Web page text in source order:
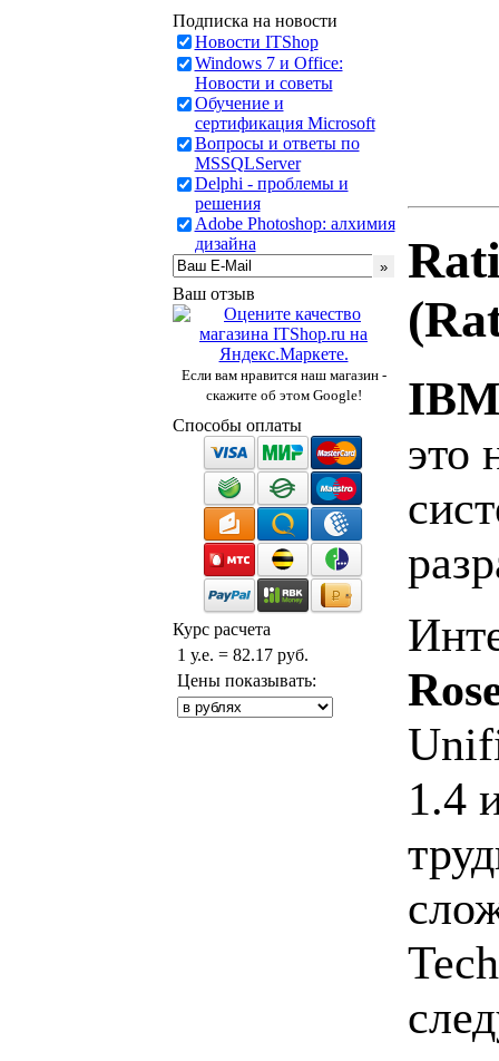
Подписка на новости
Новости ITShop
Windows 7 и Office:
Новости и советы
Обучение и
сертификация Microsoft
Вопросы и ответы по
MSSQLServer
Delphi - проблемы и
решения
Adobe Photoshop: алхимия
дизайна
Ваш отзыв
Если вам нравится наш магазин -
скажите об этом Google!
Способы оплаты
Курс расчета
1 у.е. = 82.17 руб.
Цены показывать:
это
1.4